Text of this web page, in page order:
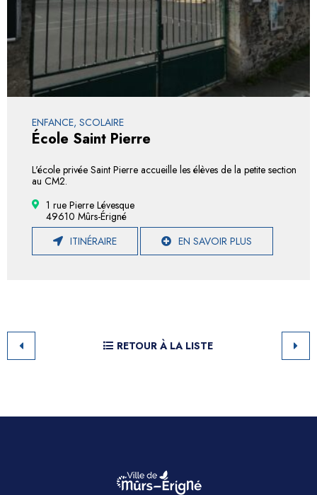
ENFANCE, SCOLAIRE
École Saint Pierre
L'école privée Saint Pierre accueille les élèves de la petite section
au CM2.
1 rue Pierre Lévesque
49610 Mûrs-Érigné
ITINÉRAIRE
EN SAVOIR PLUS
RETOUR À LA LISTE